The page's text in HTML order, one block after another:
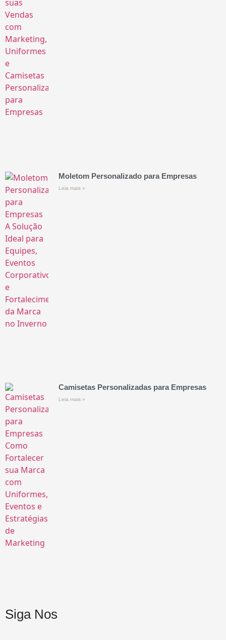
Moletom Personalizado para Empresas
Leia mais »
Camisetas Personalizadas para Empresas
Leia mais »
Siga Nos